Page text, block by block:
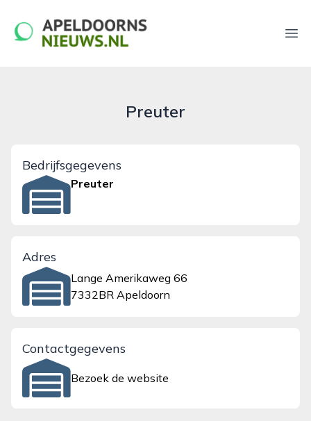
apeldoornsnieuws.nl
Preuter
Bedrijfsgegevens
Preuter
Adres
Lange Amerikaweg 66
7332BR Apeldoorn
Contactgegevens
Bezoek de website